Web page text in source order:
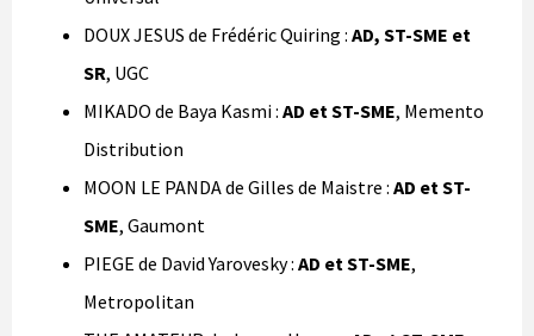
DOUX JESUS de Frédéric Quiring : AD, ST-SME et
SR, UGC
MIKADO de Baya Kasmi : AD et ST-SME, Memento
Distribution
MOON LE PANDA de Gilles de Maistre : AD et ST-
SME, Gaumont
PIEGE de David Yarovesky : AD et ST-SME,
Metropolitan